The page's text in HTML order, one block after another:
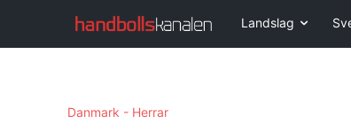
Landslag
Danmark - Herrar